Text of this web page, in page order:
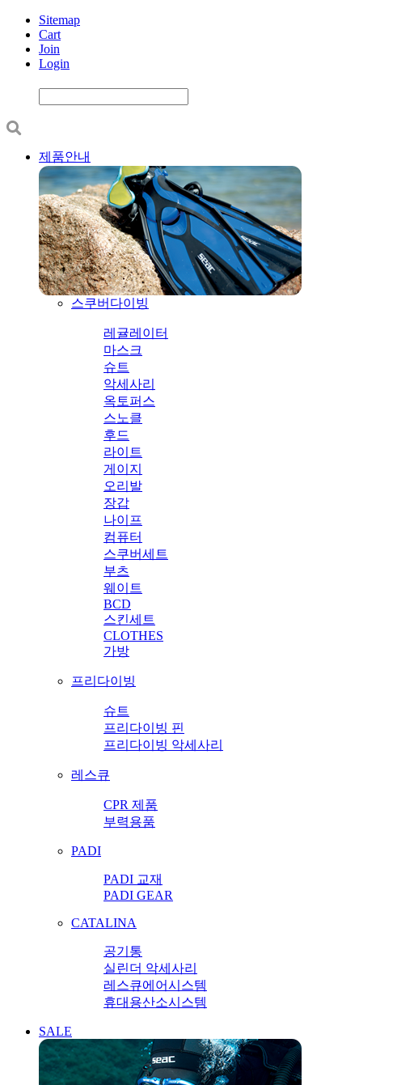
Sitemap
Cart
Join
Login
제품안내
스쿠버다이빙
레귤레이터
마스크
슈트
악세사리
옥토퍼스
스노클
후드
라이트
게이지
오리발
장갑
나이프
컴퓨터
스쿠버세트
부츠
웨이트
BCD
스킨세트
CLOTHES
가방
프리다이빙
슈트
프리다이빙 핀
프리다이빙 악세사리
레스큐
CPR 제품
부력용품
PADI
PADI 교재
PADI GEAR
CATALINA
공기통
실린더 악세사리
레스큐에어시스템
휴대용산소시스템
SALE